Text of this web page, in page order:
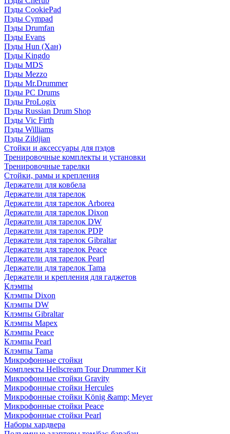
Пэды CookiePad
Пэды Cympad
Пэды Drumfan
Пэды Evans
Пэды Hun (Хан)
Пэды Kingdo
Пэды MDS
Пэды Mezzo
Пэды Mr.Drummer
Пэды PC Drums
Пэды ProLogix
Пэды Russian Drum Shop
Пэды Vic Firth
Пэды Williams
Пэды Zildjian
Стойки и аксессуары для пэдов
Тренировочные комплекты и установки
Тренировочные тарелки
Стойки, рамы и крепления
Держатели для ковбела
Держатели для тарелок
Держатели для тарелок Arborea
Держатели для тарелок Dixon
Держатели для тарелок DW
Держатели для тарелок PDP
Держатели для тарелок Gibraltar
Держатели для тарелок Peace
Держатели для тарелок Pearl
Держатели для тарелок Tama
Держатели и крепления для гаджетов
Клэмпы
Клэмпы Dixon
Клэмпы DW
Клэмпы Gibraltar
Клэмпы Mapex
Клэмпы Peace
Клэмпы Pearl
Клэмпы Tama
Микрофонные стойки
Комплекты Hellscream Tour Drummer Kit
Микрофонные стойки Gravity
Микрофонные стойки Hercules
Микрофонные стойки König &amp; Meyer
Микрофонные стойки Peace
Микрофонные стойки Pearl
Наборы хардвера